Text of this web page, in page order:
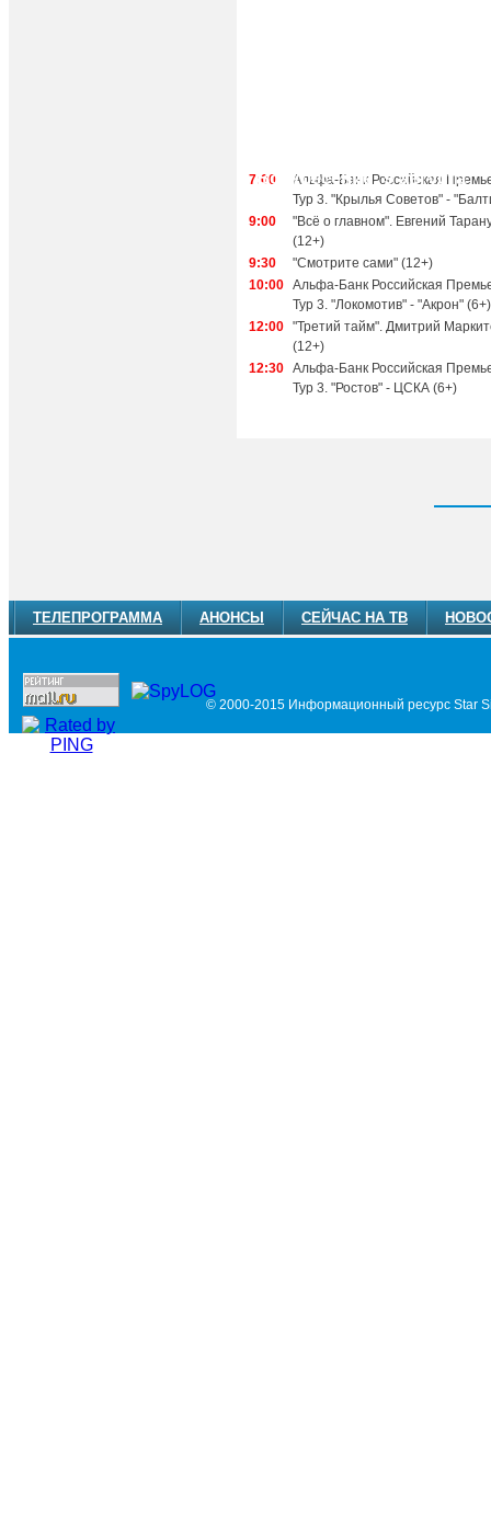
Воскресение, 9 августа
7:00
Альфа-Банк Российская
Тур 3. "Крылья Советов" -
9:00
"Всё о главном". Евгений
(12+)
9:30
"Смотрите сами" (12+)
10:00 Альфа-Банк Российская
Тур 3. "Локомотив" - "Акрон" (6+)
12:00 "Третий тайм". Дмитрий
(12+)
12:30 Альфа-Банк Российская
Тур 3. "Ростов" - ЦСКА (6+)
ТЕЛЕПРОГРАММА АНОНСЫ СЕЙЧАС НА ТВ
© 2000-2015 Информационный ресурс Star